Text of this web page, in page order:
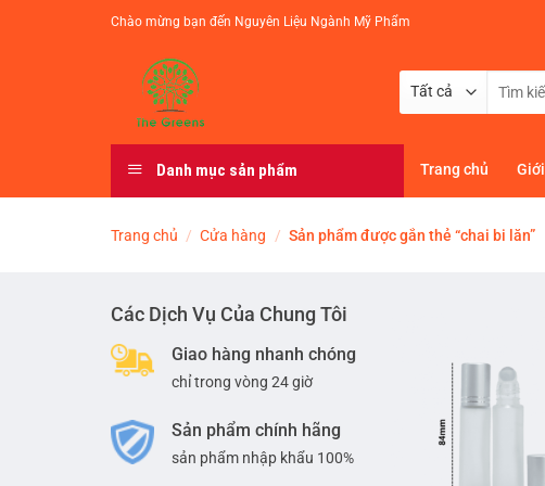
Chào mừng bạn đến Nguyên Liệu Ngành Mỹ Phẩm
Tìm
Danh mục sản phẩm Trang chủ
Trang chủ / Cửa hàng / Sản phẩm được gắn thẻ “chai bi lăn”
Các Dịch Vụ Của Chung Tôi
Giao hàng nhanh chóng
chỉ trong vòng 24 giờ
Sản phẩm chính hãng
sản phẩm nhập khẩu 100%